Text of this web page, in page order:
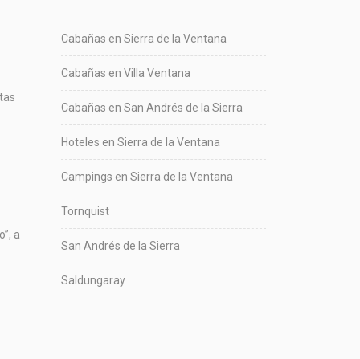
a
Cabañas en Sierra de la Ventana
Cabañas en Villa Ventana
Cabañas en San Andrés de la Sierra
Hoteles en Sierra de la Ventana
Campings en Sierra de la Ventana
Tornquist
San Andrés de la Sierra
Saldungaray